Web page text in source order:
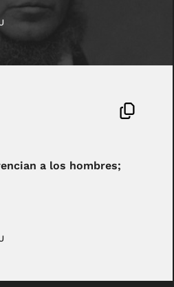
a los hombres;